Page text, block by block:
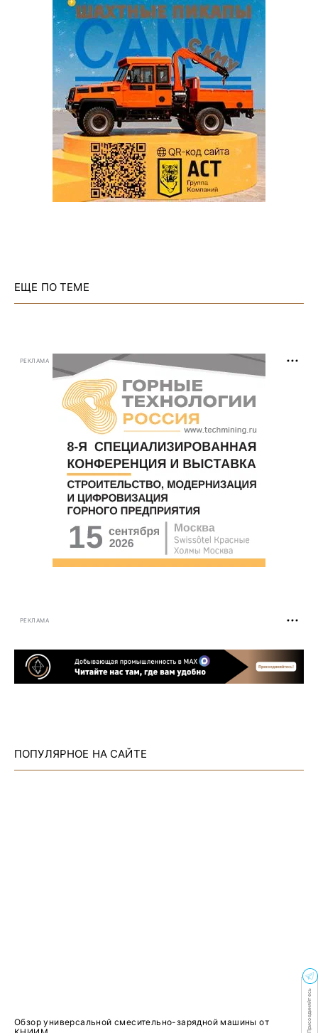
ЕЩЕ ПО ТЕМЕ
РЕКЛАМА
РЕКЛАМА
ПОПУЛЯРНОЕ НА САЙТЕ
Обзор универсальной смесительно-зарядной машины от
Присоединяйтесь